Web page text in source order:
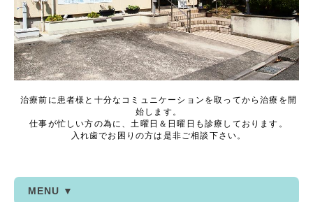
治療前に患者様と十分なコミュニケーションを取ってから治療を開
始します。
仕事が忙しい方の為に、土曜日＆日曜日も診療しております。
入れ歯でお困りの方は是非ご相談下さい。
MENU ▼